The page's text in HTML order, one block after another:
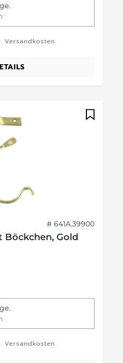
Versandkosten
# 641A.39900
Gold
Versandkosten